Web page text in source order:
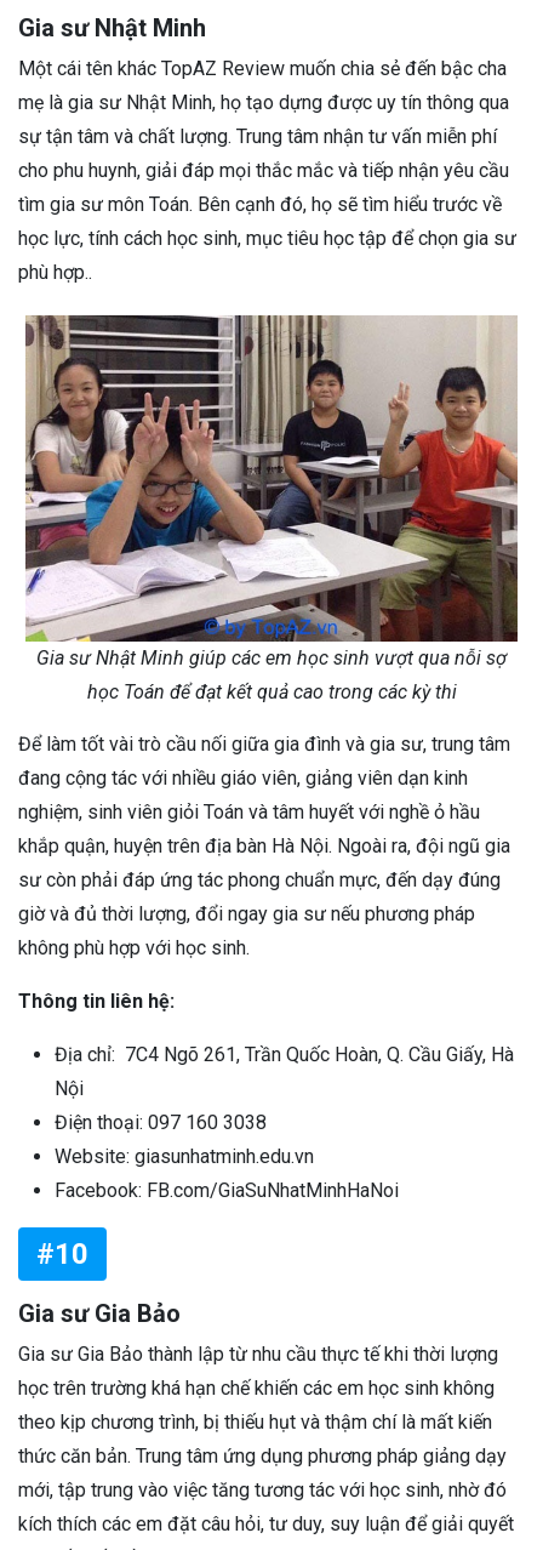
Gia sư Nhật Minh
Một cái tên khác TopAZ Review muốn chia sẻ đến bậc cha
mẹ là gia sư Nhật Minh, họ tạo dựng được uy tín thông qua
sự tận tâm và chất lượng. Trung tâm nhận tư vấn miễn phí
cho phu huynh, giải đáp mọi thắc mắc và tiếp nhận yêu cầu
tìm gia sư môn Toán. Bên cạnh đó, họ sẽ tìm hiểu trước về
học lực, tính cách học sinh, mục tiêu học tập để chọn gia sư
phù hợp..
Gia sư Nhật Minh giúp các em học sinh vượt qua nỗi sợ
học Toán để đạt kết quả cao trong các kỳ thi
Để làm tốt vài trò cầu nối giữa gia đình và gia sư, trung tâm
đang cộng tác với nhiều giáo viên, giảng viên dạn kinh
nghiệm, sinh viên giỏi Toán và tâm huyết với nghề ỏ hầu
khắp quận, huyện trên địa bàn Hà Nội. Ngoài ra, đội ngũ gia
sư còn phải đáp ứng tác phong chuẩn mực, đến dạy đúng
giờ và đủ thời lượng, đổi ngay gia sư nếu phương pháp
không phù hợp với học sinh.
Thông tin liên hệ:
Địa chỉ: 7C4 Ngõ 261, Trần Quốc Hoàn, Q. Cầu Giấy, Hà
Nội
Điện thoại: 097 160 3038
Website: giasunhatminh.edu.vn
Facebook: FB.com/GiaSuNhatMinhHaNoi
#10
Gia sư Gia Bảo
Gia sư Gia Bảo thành lập từ nhu cầu thực tế khi thời lượng
học trên trường khá hạn chế khiến các em học sinh không
theo kịp chương trình, bị thiếu hụt và thậm chí là mất kiến
thức căn bản. Trung tâm ứng dụng phương pháp giảng dạy
mới, tập trung vào việc tăng tương tác với học sinh, nhờ đó
kích thích các em đặt câu hỏi, tư duy, suy luận để giải quyết